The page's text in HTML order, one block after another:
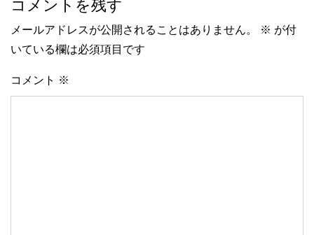
コメントを残す
メールアドレスが公開されることはありません。 ※ が付
いている欄は必須項目です
コメント ※